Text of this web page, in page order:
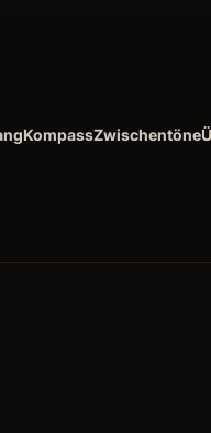
Zwischentöne